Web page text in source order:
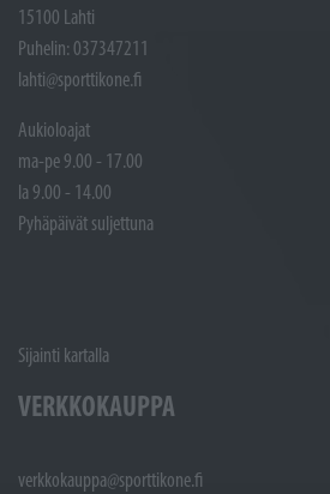
15100 Lahti
Puhelin: 037347211
lahti@sporttikone.fi
Aukioloajat
ma-pe 9.00 - 17.00
la 9.00 - 14.00
Pyhäpäivät suljettuna
Sijainti kartalla
VERKKOKAUPPA
verkkokauppa@sporttikone.fi